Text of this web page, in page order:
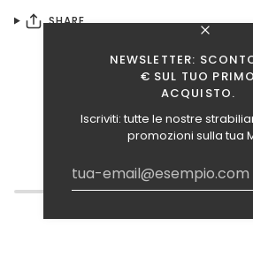
NEWSLETTER:
€ SUL TUO PRIMO
ACQUISTO.
Iscriviti: tutte le nostre
promozioni sulla tua
SHARE
TI INTERESSANO ANCHE